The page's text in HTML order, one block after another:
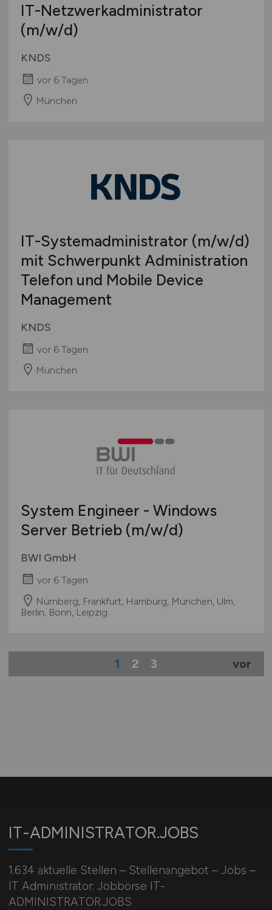
IT-Netzwerkadministrator
(m/w/d)
KNDS
vor 6 Tagen
München
IT-Systemadministrator (m/w/d)
mit Schwerpunkt Administration
Telefon und Mobile Device
Management
KNDS
vor 6 Tagen
München
System Engineer - Windows
Server Betrieb (m/w/d)
BWI GmbH
vor 6 Tagen
Nürnberg, Frankfurt, Hamburg, München, Ulm,
Berlin, Bonn, Leipzig
1 2 3 vor
IT-ADMINISTRATOR.JOBS
1.634 aktuelle Stellen – Stellenangebot – Jobs –
IT Administrator: Jobbörse IT-
ADMINISTRATOR.JOBS